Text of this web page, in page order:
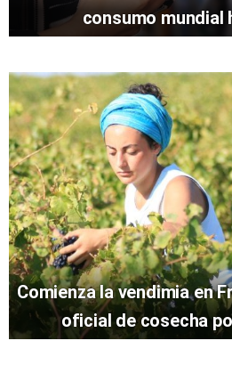
consumo mundial
Comienza la vendimia en
oficial de cosecha